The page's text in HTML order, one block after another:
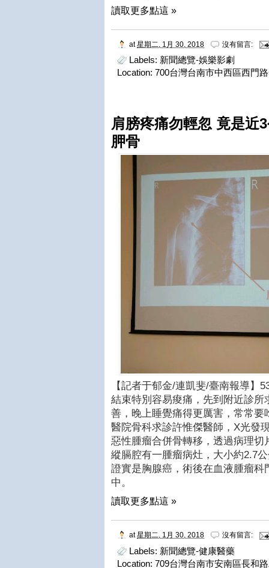
讀取更多點這 »
at 星期二, 1月 30, 2018 沒有留言:
Labels: 新聞總覽-娛樂影劇
Location: 700台灣台南市中西區西門
肩膀疼痛勿輕忽 竟是近
胛骨
【記者于郁金/連凱斐/臺南報導】
結束特別容易痠痛，先到附近診
善，晚上睡覺痛得更厲害，常常
醫院骨科求診許惟傑醫師，X光發
惡性腫瘤合併骨轉移，透過病理
縱膈腔有一腫瘤病灶，大小約2.7
證實是胸腺癌，術後在血液腫瘤
中。
讀取更多點這 »
at星期二, 1月 30, 2018 沒有留言:
Labels: 新聞總覽-健康醫藥
Location: 709台灣台南市安南區長和